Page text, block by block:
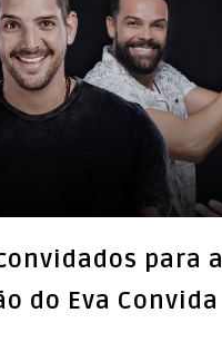
para a
do Eva Convida